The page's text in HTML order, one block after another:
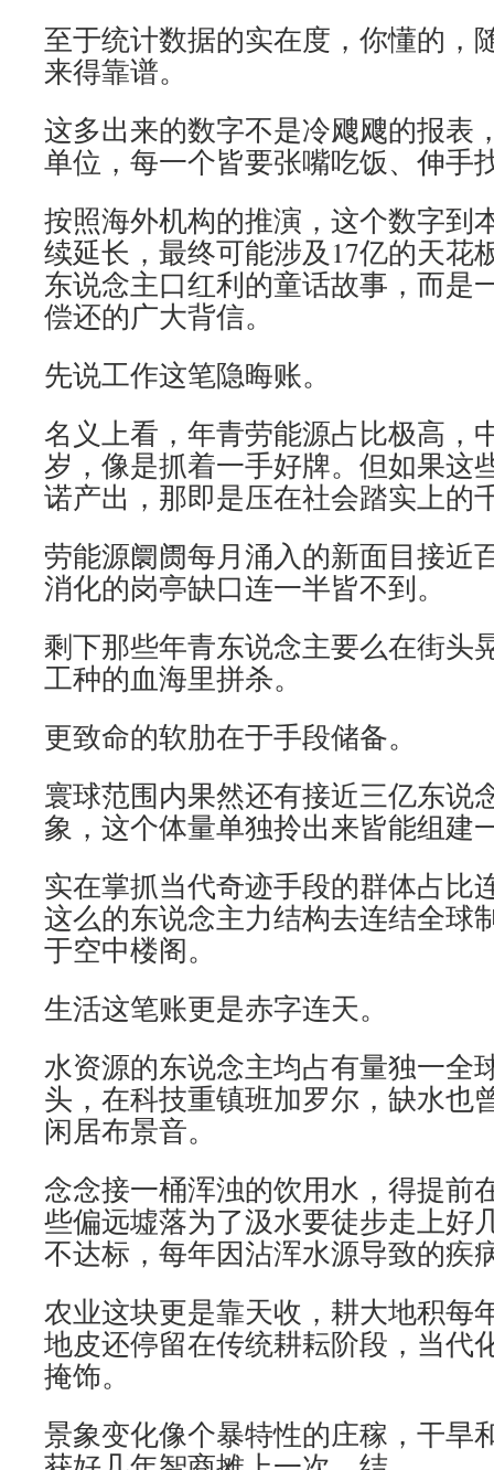
至于统计数据的实在度，你懂的，
来得靠谱。
这多出来的数字不是冷飕飕的报表
单位，每一个皆要张嘴吃饭、伸手
按照海外机构的推演，这个数字到
续延长，最终可能涉及17亿的天花
东说念主口红利的童话故事，而是
偿还的广大背信。
先说工作这笔隐晦账。
名义上看，年青劳能源占比极高，
岁，像是抓着一手好牌。但如果这
诺产出，那即是压在社会踏实上的
劳能源阛阓每月涌入的新面目接近
消化的岗亭缺口连一半皆不到。
剩下那些年青东说念主要么在街头
工种的血海里拼杀。
更致命的软肋在于手段储备。
寰球范围内果然还有接近三亿东说
象，这个体量单独拎出来皆能组建
实在掌抓当代奇迹手段的群体占比
这么的东说念主力结构去连结全球
于空中楼阁。
生活这笔账更是赤字连天。
水资源的东说念主均占有量独一全
头，在科技重镇班加罗尔，缺水也
闲居布景音。
念念接一桶浑浊的饮用水，得提前
些偏远墟落为了汲水要徒步走上好
不达标，每年因沾浑水源导致的疾
农业这块更是靠天收，耕大地积每
地皮还停留在传统耕耘阶段，当代
掩饰。
景象变化像个暴特性的庄稼，干旱